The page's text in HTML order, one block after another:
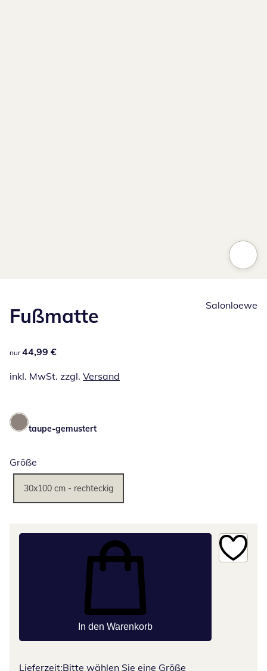
Fußmatte
44,99 €
nur 44,99 €
inkl. MwSt. zzgl. Versand
Salonloewe
taupe-gemustert
Größe
30x100 cm - rechteckig
In den Warenkorb
Lieferzeit:Bitte wählen Sie eine Größe